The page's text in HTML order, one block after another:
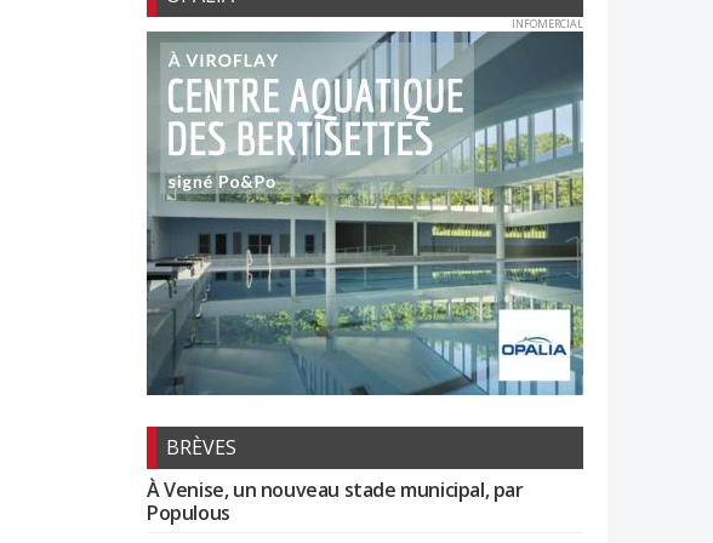
INFOMERCIAL
BRÈVES
À Venise, un nouveau stade municipal, par
Populous